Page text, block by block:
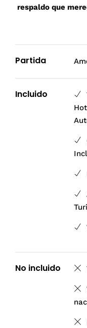
respaldo que
Partida
Incluido
No incluido